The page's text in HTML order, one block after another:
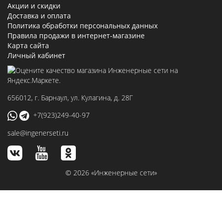
Акции и скидки
Доставка и оплата
Политика обработки персональных данных
Правила продажи в интернет-магазине
Карта сайта
Личный кабинет
656012, г. Барнаул, ул. Кулагина, д. 28Г
+7(923)249-40-97
sale@ingenerseti.ru
© 2026 «Инженерные сети»